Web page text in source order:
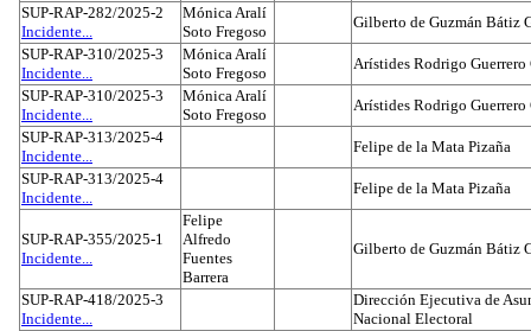
SUP-RAP-282/2025-2
Incidente...
Mónica Aralí
Soto Fregoso
Gilberto de Guzmán Bátiz
SUP-RAP-310/2025-3
Incidente...
Mónica Aralí
Soto Fregoso
Arístides Rodrigo Guerrero
SUP-RAP-310/2025-3
Incidente...
Mónica Aralí
Soto Fregoso
Arístides Rodrigo Guerrero
SUP-RAP-313/2025-4
Incidente...
Felipe de la Mata Pizaña
SUP-RAP-313/2025-4
Incidente...
Felipe de la Mata Pizaña
SUP-RAP-355/2025-1
Incidente...
Felipe
Alfredo
Fuentes
Barrera
Gilberto de Guzmán Bátiz
SUP-RAP-418/2025-3
Incidente...
Dirección Ejecutiva de
Nacional Electoral